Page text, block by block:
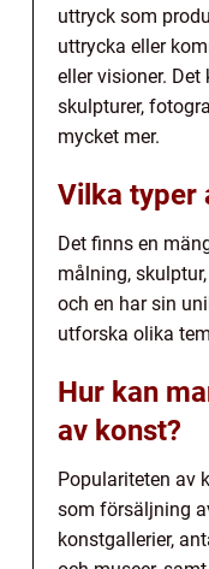
uttryck som
uttrycka eller
eller visioner.
skulpturer,
mycket mer.
Vilka typer
Det finns en
målning,
och en har sin
utforska olika
Hur kan
av konst?
Populariteten av
som försäljning
konstgallerier,